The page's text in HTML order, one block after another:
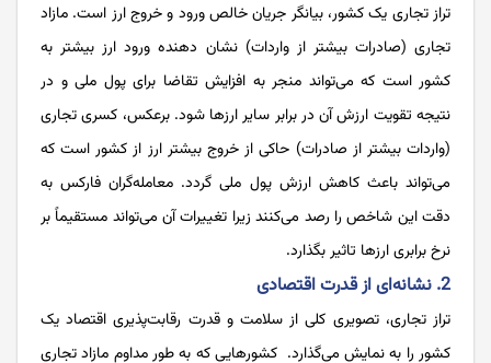
تراز تجاری یک کشور، بیانگر جریان خالص ورود و خروج ارز است. مازاد
تجاری (صادرات بیشتر از واردات) نشان ‌دهنده ورود ارز بیشتر به
کشور است که می‌تواند منجر به افزایش تقاضا برای پول ملی و در
نتیجه تقویت ارزش آن در برابر سایر ارزها شود. برعکس، کسری تجاری
(واردات بیشتر از صادرات) حاکی از خروج بیشتر ارز از کشور است که
می‌تواند باعث کاهش ارزش پول ملی گردد. معامله‌گران فارکس به
دقت این شاخص را رصد می‌کنند زیرا تغییرات آن می‌تواند مستقیماً بر
نرخ برابری ارزها تاثیر بگذارد.
2. نشانه‌ای از قدرت اقتصادی
تراز تجاری، تصویری کلی از سلامت و قدرت رقابت‌پذیری اقتصاد یک
کشور را به نمایش می‌گذارد. کشورهایی که به طور مداوم مازاد تجاری